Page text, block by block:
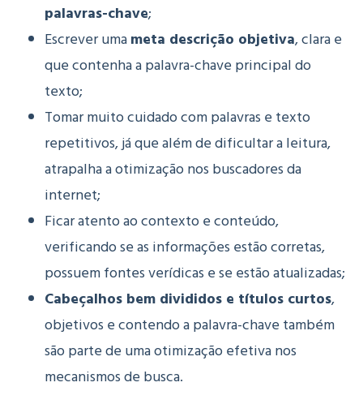
palavras-chave;
Escrever umameta descrição objetiva, clara e
que contenha a palavra-chave principal do
texto;
Tomar muito cuidado com palavras e texto
repetitivos, já que além de dificultar a leitura,
atrapalha a otimização nos buscadores da
internet;
Ficar atento ao contexto e conteúdo,
verificando se as informações estão corretas,
possuem fontes verídicas e se estão atualizadas;
Cabeçalhos bem divididos e títulos curtos,
objetivos e contendo a palavra-chave também
são parte de uma otimização efetiva nos
mecanismos de busca.